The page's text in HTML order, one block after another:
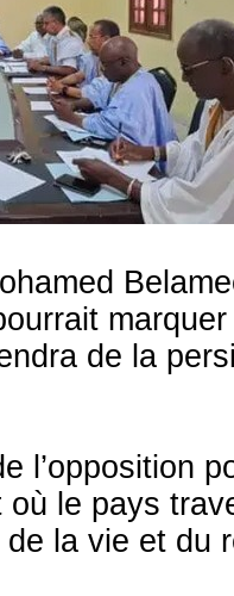
de la
l’opposition
où le pays
la vie et du